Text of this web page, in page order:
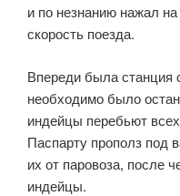
и по незнанию нажал
скорость поезда.
Впереди была станция
необходимо было
индейцы перебьют
Паспарту прополз под
их от паровоза, после
индейцы.